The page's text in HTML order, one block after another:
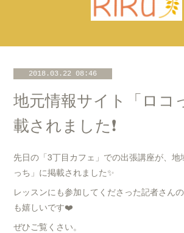
2018.03.22 08:46
地元情報サイト「ロコ
載されました❗️
先日の「3丁目カフェ」での出張講座が、地
っち」に掲載されました✨
レッスンにも参加してくださった記者さん
も嬉しいです❤️
ぜひご覧くさい。